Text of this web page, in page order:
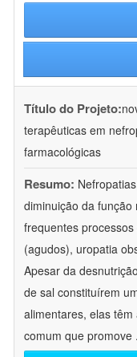
Título do Projeto:
terapêuticas em
farmacológicas
Resumo:
diminuição da
frequentes
(agudos), uropatia
Apesar da
de sal constituírem
alimentares, elas
comum que promove